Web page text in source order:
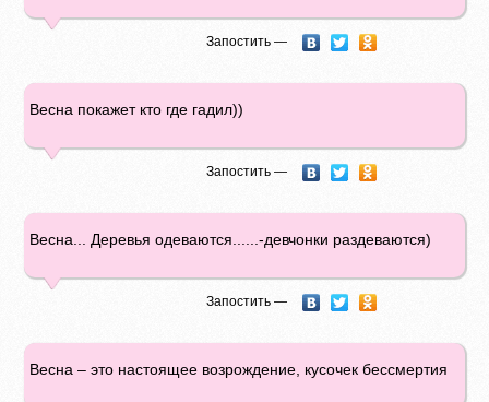
Запостить —
Весна покажет кто где гадил))
Запостить —
Весна... Деревья одеваются......-девчонки раздеваются)
Запостить —
Весна – это настоящее возрождение, кусочек бессмертия